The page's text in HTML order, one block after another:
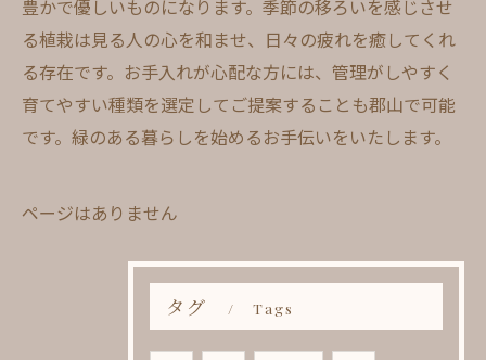
豊かで優しいものになります。季節の移ろいを感じさせ
る植栽は見る人の心を和ませ、日々の疲れを癒してくれ
る存在です。お手入れが心配な方には、管理がしやすく
育てやすい種類を選定してご提案することも郡山で可能
です。緑のある暮らしを始めるお手伝いをいたします。
ページはありません
タグ Tags